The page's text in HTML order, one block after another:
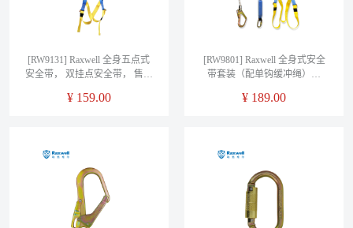
[RW9131] Raxwell 全身五点式
安全带， 双挂点安全带， 售卖
¥ 159.00
[RW9801] Raxwell 全身式安全
带套装（配单钩缓冲绳），
¥ 189.00